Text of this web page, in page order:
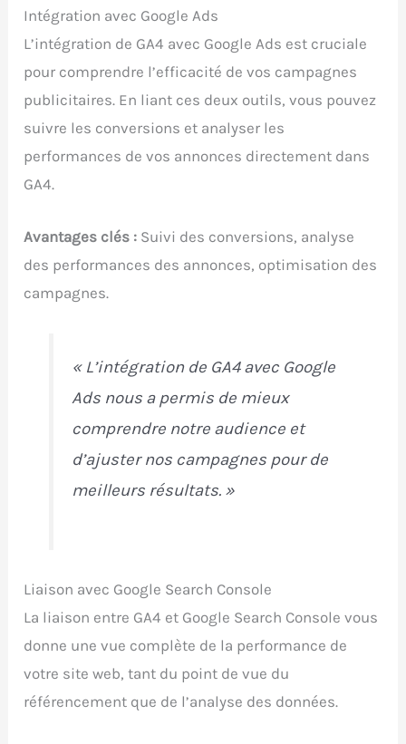
Intégration avec Google Ads
L’intégration de GA4 avec Google Ads est cruciale
pour comprendre l’efficacité de vos campagnes
publicitaires. En liant ces deux outils, vous pouvez
suivre les conversions et analyser les
performances de vos annonces directement dans
GA4.
Avantages clés : Suivi des conversions, analyse
des performances des annonces, optimisation des
campagnes.
« L’intégration de GA4 avec Google
Ads nous a permis de mieux
comprendre notre audience et
d’ajuster nos campagnes pour de
meilleurs résultats. »
Liaison avec Google Search Console
La liaison entre GA4 et Google Search Console vous
donne une vue complète de la performance de
votre site web, tant du point de vue du
référencement que de l’analyse des données.